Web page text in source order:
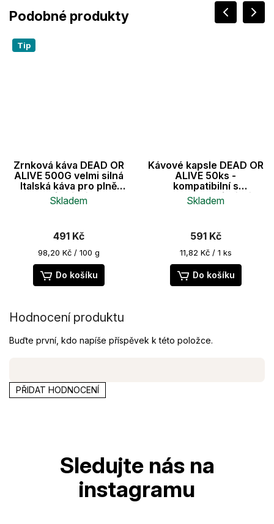
Tip
Zrnková káva DEAD OR
ALIVE 500G velmi silná
Italská káva pro plně
automatické kávovary
534 mg kofeinu
produktu
je
5,0
z
5
Skladem
491 Kč
Měrná
cena:
98,20 Kč / 100 g
Do košíku
Kávové kapsle DEAD OR
ALIVE 50ks -
kompatibilní s
Nespresso® - silná káva
v kapslích pro espresso
produktu
je
4,8
z
5
Skladem
591 Kč
Měrná
cena:
11,82 Kč / 1 ks
Do košíku
Hodnocení produktu
Buďte první, kdo napíše příspěvek k této položce.
PŘIDAT HODNOCENÍ